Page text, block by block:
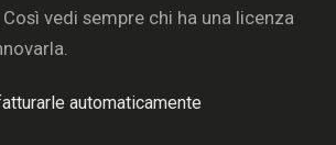
vedi sempre chi ha una licenza